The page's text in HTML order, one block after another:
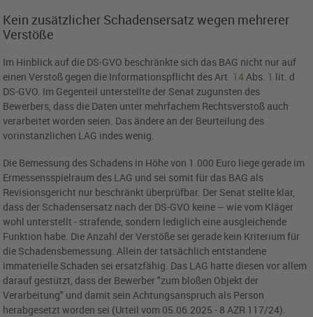
Kein zusätzlicher Schadensersatz wegen mehrerer
Verstöße
Im Hinblick auf die DS-GVO beschränkte sich das BAG nicht nur auf
einen Verstoß gegen die Informationspflicht des Art. 14 Abs. 1 lit. d
DS-GVO. Im Gegenteil unterstellte der Senat zugunsten des
Bewerbers, dass die Daten unter mehrfachem Rechtsverstoß auch
verarbeitet worden seien. Das ändere an der Beurteilung des
vorinstanzlichen LAG indes wenig.
Die Bemessung des Schadens in Höhe von 1.000 Euro liege gerade im
Ermessensspielraum des LAG und sei somit für das BAG als
Revisionsgericht nur beschränkt überprüfbar. Der Senat stellte klar,
dass der Schadensersatz nach der DS-GVO keine – wie vom Kläger
wohl unterstellt - strafende, sondern lediglich eine ausgleichende
Funktion habe. Die Anzahl der Verstöße sei gerade kein Kriterium für
die Schadensbemessung. Allein der tatsächlich entstandene
immaterielle Schaden sei ersatzfähig. Das LAG hatte diesen vor allem
darauf gestützt, dass der Bewerber "zum bloßen Objekt der
Verarbeitung" und damit sein Achtungsanspruch als Person
herabgesetzt worden sei (Urteil vom 05.06.2025 - 8 AZR 117/24).